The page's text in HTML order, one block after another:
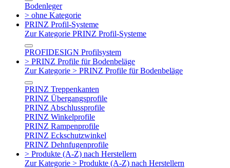
Bodenleger
> ohne Kategorie
PRINZ Profil-Systeme
Zur Kategorie PRINZ Profil-Systeme
PROFIDESIGN Profilsystem
> PRINZ Profile für Bodenbeläge
Zur Kategorie > PRINZ Profile für Bodenbeläge
PRINZ Treppenkanten
PRINZ Übergangsprofile
PRINZ Abschlussprofile
PRINZ Winkelprofile
PRINZ Rampenprofile
PRINZ Eckschutzwinkel
PRINZ Dehnfugenprofile
> Produkte (A-Z) nach Herstellern
Zur Kategorie > Produkte (A-Z) nach Herstellern